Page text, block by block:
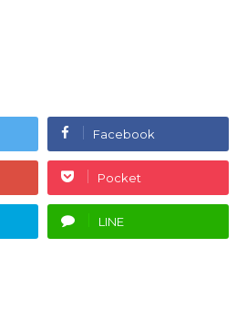
Facebook
Pocket
LINE